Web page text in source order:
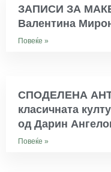
ЗАПИСИ ЗА
Валентина
Повеќе »
СПОДЕЛЕНА
класичната
од Дарин
Повеќе »